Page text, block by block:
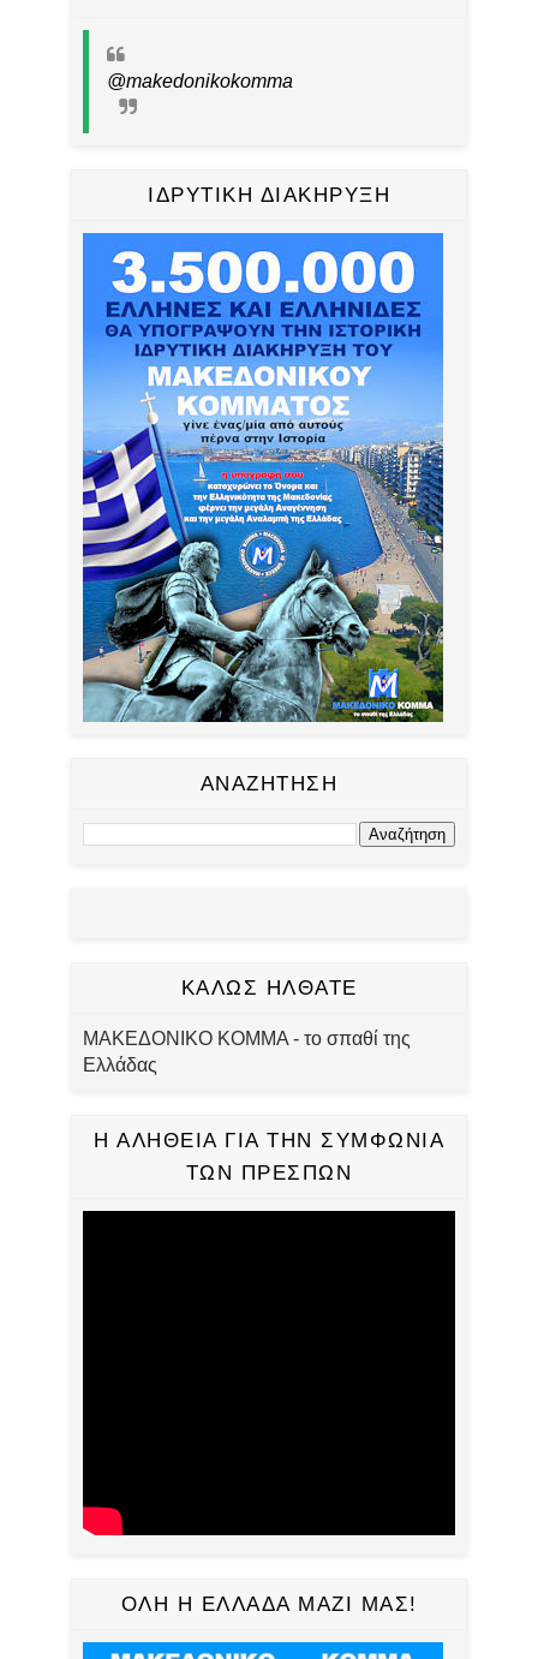
@makedonikokomma
ΙΔΡΥΤΙΚΗ ΔΙΑΚΗΡΥΞΗ
ΑΝΑΖΗΤΗΣΗ
ΚΑΛΩΣ ΗΛΘΑΤΕ
ΜΑΚΕΔΟΝΙΚΟ ΚΟΜΜΑ - το σπαθί της
Ελλάδας
Η ΑΛΗΘΕΙΑ ΓΙΑ ΤΗΝ ΣΥΜΦΩΝΙΑ
ΤΩΝ ΠΡΕΣΠΩΝ
ΟΛΗ Η ΕΛΛΑΔΑ ΜΑΖΙ ΜΑΣ!